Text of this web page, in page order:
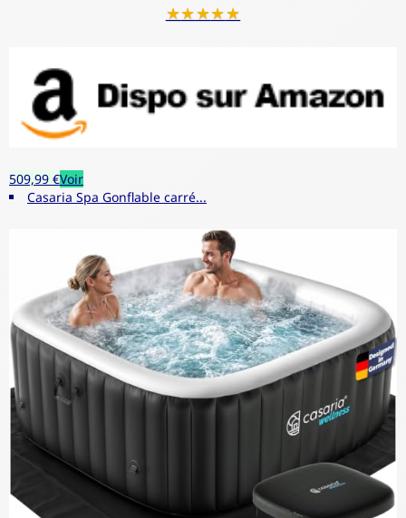
★★★★★
509,99 €Voir
Casaria Spa Gonflable carré...